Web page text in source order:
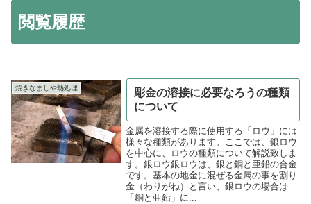
閲覧履歴
焼きなましや熱処理
彫金の溶接に必要なろうの種類
について
金属を溶接する際に使用する「ロウ」には
様々な種類があります。ここでは、銀ロウ
を中心に、ロウの種類について解説致しま
す。銀ロウ銀ロウは、銀と銅と亜鉛の合金
です。基本の地金に混ぜる金属の事を割り
金（わりがね）と言い、銀ロウの場合は
「銅と亜鉛」に...